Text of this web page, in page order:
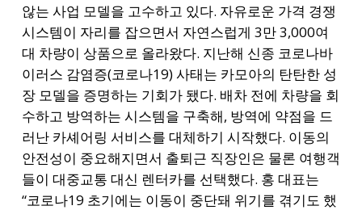
않는 사업 모델을 고수하고 있다. 자유로운 가격 경쟁
시스템이 자리를 잡으면서 자연스럽게 3만 3,000여
대 차량이 상품으로 올라왔다. 지난해 신종 코로나바
이러스 감염증(코로나19) 사태는 카모아의 탄탄한 성
장 모델을 증명하는 기회가 됐다. 배차 전에 차량을 회
수하고 방역하는 시스템을 구축해, 방역에 약점을 드
러난 카셰어링 서비스를 대체하기 시작했다. 이동의
안전성이 중요해지면서 출퇴근 직장인은 물론 여행객
들이 대중교통 대신 렌터카를 선택했다. 홍 대표는
“코로나19 초기에는 이동이 중단돼 위기를 겪기도 했